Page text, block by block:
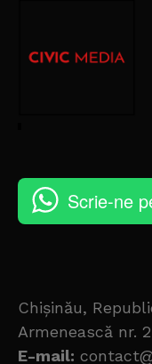
Scrie-ne
Chișinău,
Armenească nr.
E-mail: